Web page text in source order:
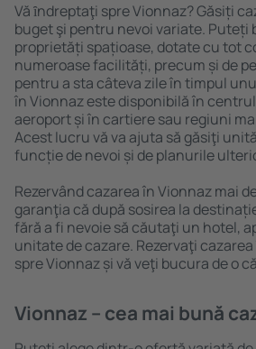
Vă ȋndreptaţi spre Vionnaz? Găsiți
buget şi pentru nevoi variate. Puteți
proprietăți spațioase, dotate cu tot
numeroase facilități, precum și de
pentru a sta câteva zile în timpul
în Vionnaz este disponibilă în
aeroport și în cartiere sau regiuni
Acest lucru vă va ajuta să găsiţi
funcție de nevoi și de planurile
Rezervând cazarea în Vionnaz mai
garanţia că după sosirea la
fără a fi nevoie să căutaţi un hotel,
unitate de cazare. Rezervaţi
spre Vionnaz și vă veţi bucura de o
Vionnaz – cea mai bună